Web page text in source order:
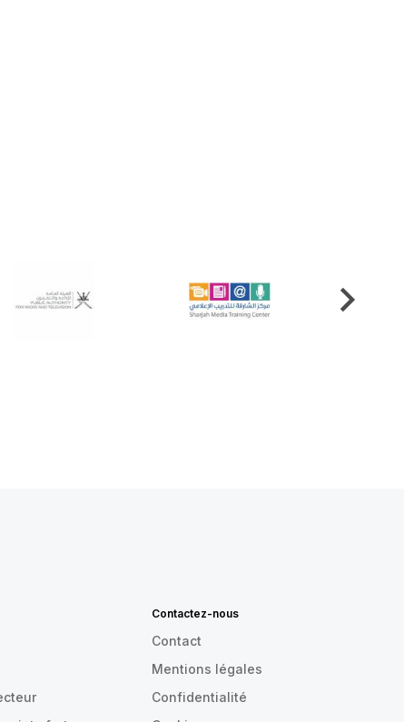
Contactez-nous
Contact
Mentions légales
Confidentialité